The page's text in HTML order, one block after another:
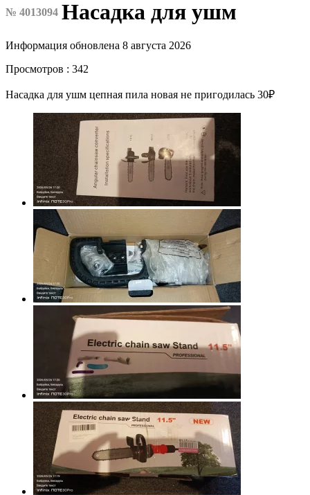
№ 4013094 Насадка для ушм
Информация обновлена 8 августа 2026
Просмотров : 342
Насадка для ушм цепная пила новая не пригодилась 30₽